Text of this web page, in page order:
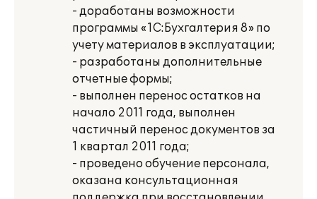
- доработаны возможности
программы «1С:Бухгалтерия 8» по
учету материалов в эксплуатации;
- разработаны дополнительные
отчетные формы;
- выполнен перенос остатков на
начало 2011 года, выполнен
частичный перенос документов за
1 квартал 2011 года;
- проведено обучение персонала,
оказана консультационная